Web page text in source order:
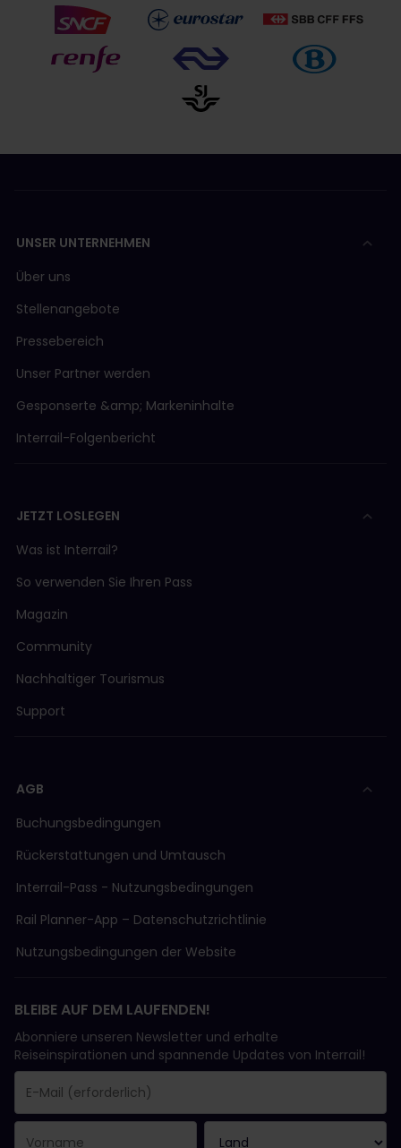
UNSER UNTERNEHMEN
Über uns
Stellenangebote
Pressebereich
Unser Partner werden
Gesponserte &amp; Markeninhalte
Interrail-Folgenbericht
JETZT LOSLEGEN
Was ist Interrail?
So verwenden Sie Ihren Pass
Magazin
Community
Nachhaltiger Tourismus
Support
AGB
Buchungsbedingungen
Rückerstattungen und Umtausch
Interrail-Pass - Nutzungsbedingungen
Rail Planner-App – Datenschutzrichtlinie
Nutzungsbedingungen der Website
BLEIBE AUF DEM LAUFENDEN!
Abonniere unseren Newsletter und erhalte
Reiseinspirationen und spannende Updates von Interrail!